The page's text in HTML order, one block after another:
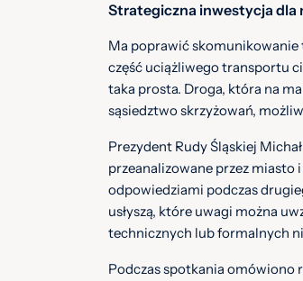
Strategiczna inwestycja dla
Ma poprawić skomunikowanie
część uciążliwego transportu
taka prosta. Droga, która na
sąsiedztwo skrzyżowań,
Prezydent Rudy Śląskiej
przeanalizowane przez miasto
odpowiedziami podczas
usłyszą, które uwagi można
technicznych lub formalnych
Podczas spotkania omówiono